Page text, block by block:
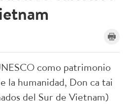
como patrimonio
la humanidad, Don ca tai
del Sur de Vietnam)